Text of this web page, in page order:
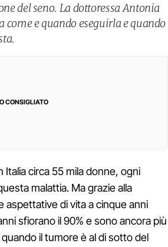
del seno. La dottoressa Antonia
come e quando eseguirla e quando
CONSIGLIATO
Italia circa 55 mila donne, ogni
malattia. Ma grazie alla
aspettative di vita a cinque anni
sfiorano il 90% e sono ancora più
il tumore è al di sotto del